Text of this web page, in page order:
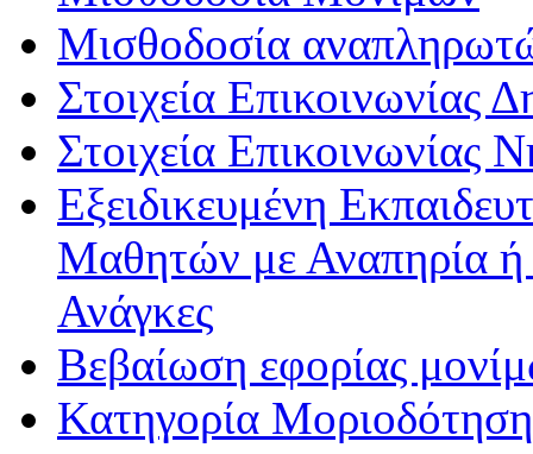
Μισθοδοσία
Στοιχεία Επικοινωνίας
Στοιχεία Επικοινωνίας
Εξειδικευμένη
Μαθητών με Αναπηρία ή /
Ανάγκες
Βεβαίωση εφορίας
Κατηγορία